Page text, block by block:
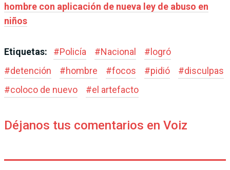
hombre con aplicación de nueva ley de abuso en
niños
Etiquetas: #Policía #Nacional # logró
#detención #hombre #focos #pidió #disculpas
#coloco de nuevo #el artefacto
Déjanos tus comentarios en Voiz